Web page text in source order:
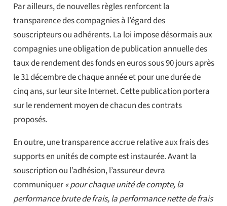
Par ailleurs, de nouvelles règles renforcent la
transparence des compagnies à l’égard des
souscripteurs ou adhérents. La loi impose désormais aux
compagnies une obligation de publication annuelle des
taux de rendement des fonds en euros sous 90 jours après
le 31 décembre de chaque année et pour une durée de
cinq ans, sur leur site Internet. Cette publication portera
sur le rendement moyen de chacun des contrats
proposés.
En outre, une transparence accrue relative aux frais des
supports en unités de compte est instaurée. Avant la
souscription ou l’adhésion, l’assureur devra
communiquer« pour chaque unité de compte, la
performance brute de frais, la performance nette de frais